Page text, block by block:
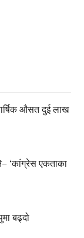
औसत दुई लाख
‘कांग्रेस एकताका
बढ्दो